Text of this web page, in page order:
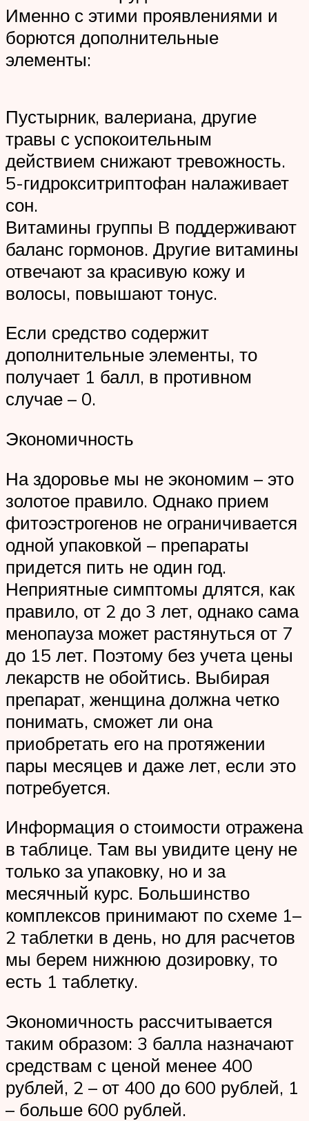
Именно с этими проявлениями и
борются дополнительные
элементы:
Пустырник, валериана, другие
травы с успокоительным
действием снижают тревожность.
5-гидрокситриптофан налаживает
сон.
Витамины группы B поддерживают
баланс гормонов. Другие витамины
отвечают за красивую кожу и
волосы, повышают тонус.
Если средство содержит
дополнительные элементы, то
получает 1 балл, в противном
случае – 0.
Экономичность
На здоровье мы не экономим – это
золотое правило. Однако прием
фитоэстрогенов не ограничивается
одной упаковкой – препараты
придется пить не один год.
Неприятные симптомы длятся, как
правило, от 2 до 3 лет, однако сама
менопауза может растянуться от 7
до 15 лет. Поэтому без учета цены
лекарств не обойтись. Выбирая
препарат, женщина должна четко
понимать, сможет ли она
приобретать его на протяжении
пары месяцев и даже лет, если это
потребуется.
Информация о стоимости отражена
в таблице. Там вы увидите цену не
только за упаковку, но и за
месячный курс. Большинство
комплексов принимают по схеме 1–
2 таблетки в день, но для расчетов
мы берем нижнюю дозировку, то
есть 1 таблетку.
Экономичность рассчитывается
таким образом: 3 балла назначают
средствам с ценой менее 400
рублей, 2 – от 400 до 600 рублей, 1
– больше 600 рублей.